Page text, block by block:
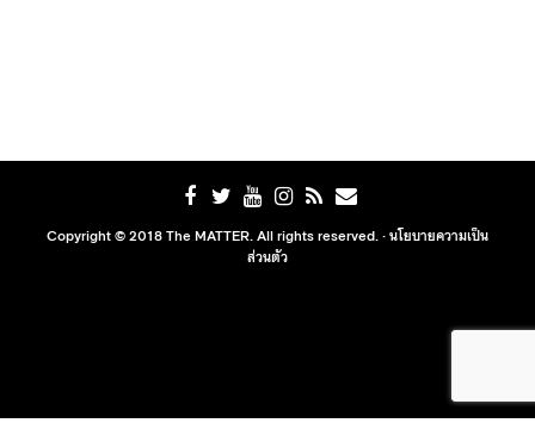
Copyright © 2018 The MATTER. All rights reserved. ·นโยบายความเป็น
ส่วนตัว